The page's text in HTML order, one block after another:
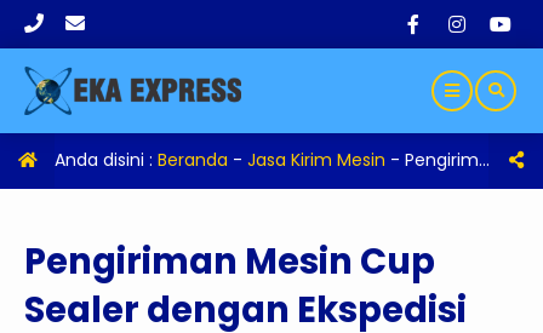
Anda disini : Beranda - Jasa Kirim Mesin - Pengiriman Mesin Cup Sealer dengan Ekspedisi Eka Express Surabaya: Murah, Cepat, dan Aman
Pengiriman Mesin Cup
Sealer dengan Ekspedisi